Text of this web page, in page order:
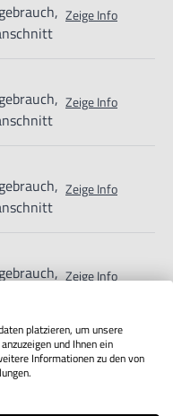
Zeige Info
Zeige Info
Zeige Info
Zeige Info
platzieren, um unsere
und Ihnen ein
Informationen zu den von